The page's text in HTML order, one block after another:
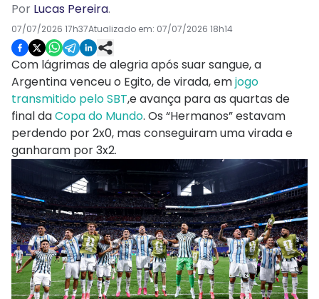
Por Lucas Pereira.
07/07/2026 17h37Atualizado em: 07/07/2026 18h14
Com lágrimas de alegria após suar sangue, a
Argentina venceu o Egito, de virada, emjogo
transmitido pelo SBT,e avança para as quartas de
final daCopa do Mundo. Os “Hermanos” estavam
perdendo por 2x0, mas conseguiram uma virada e
ganharam por 3x2.